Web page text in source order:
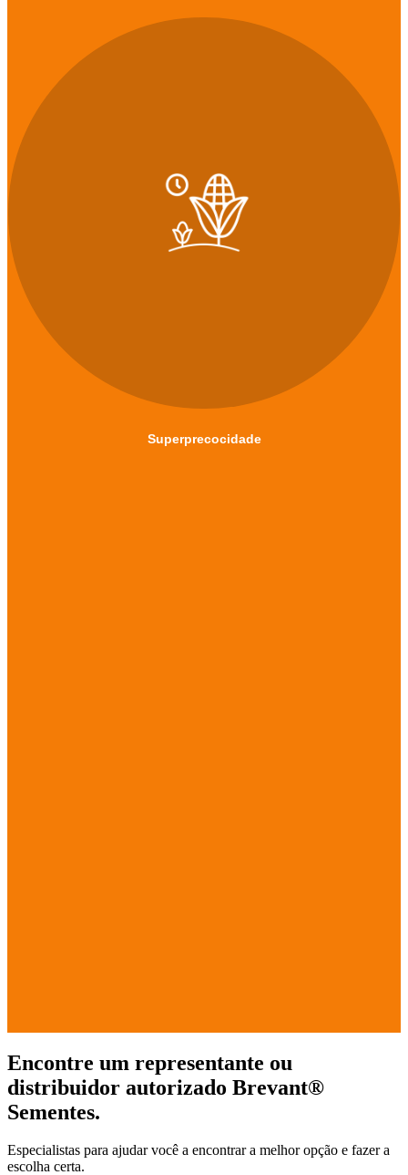
Superprecocidade
Encontre um representante ou
distribuidor autorizado Brevant®
Sementes.
Especialistas para ajudar você a encontrar a melhor opção e fazer a
escolha certa.